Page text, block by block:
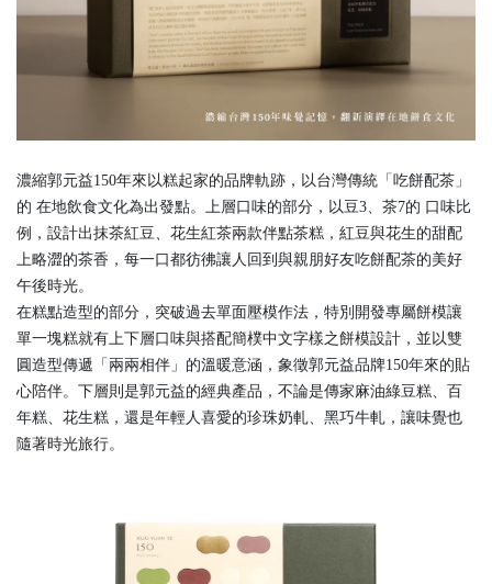
濃縮郭元益150年來以糕起家的品牌軌跡，以台灣傳統「吃餅配茶」
的 在地飲食文化為出發點。上層口味的部分，以豆3、茶7的 口味比
例，設計出抹茶紅豆、花生紅茶兩款伴點茶糕，紅豆與花生的甜配
上略澀的茶香，每一口都彷彿讓人回到與親朋好友吃餅配茶的美好
午後時光。
在糕點造型的部分，突破過去單面壓模作法，特別開發專屬餅模讓
單一塊糕就有上下層口味與搭配簡樸中文字樣之餅模設計，並以雙
圓造型傳遞「兩兩相伴」的溫暖意涵，象徵郭元益品牌150年來的貼
心陪伴。下層則是郭元益的經典產品，不論是傳家麻油綠豆糕、百
年糕、花生糕，還是年輕人喜愛的珍珠奶軋、黑巧牛軋，讓味覺也
隨著時光旅行。